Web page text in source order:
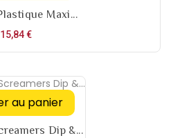
Maxi...
15,84 €Prix
au panier
Dip &...